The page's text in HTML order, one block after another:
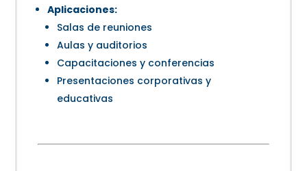
Aplicaciones:
Salas de reuniones
Aulas y auditorios
Capacitaciones y conferencias
Presentaciones corporativas y
educativas